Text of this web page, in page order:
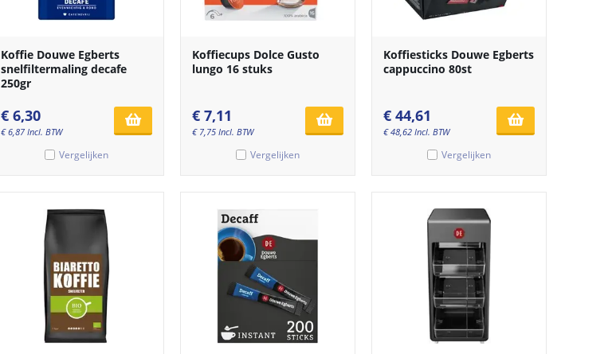
Koffie Douwe Egberts
snelfiltermaling decafe
250gr
€ 6,30
€6,87 Incl. BTW
Vergelijken
Koffiecups Dolce Gusto
lungo 16 stuks
€ 7,11
€ 7,75 Incl. BTW
Vergelijken
Koffiesticks Douwe Egberts
cappuccino 80st
€ 44,61
€48,62 Incl. BTW
Vergelijken